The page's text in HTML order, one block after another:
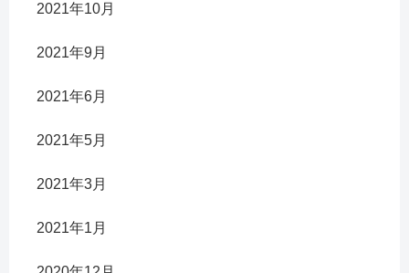
2021年10月
2021年9月
2021年6月
2021年5月
2021年3月
2021年1月